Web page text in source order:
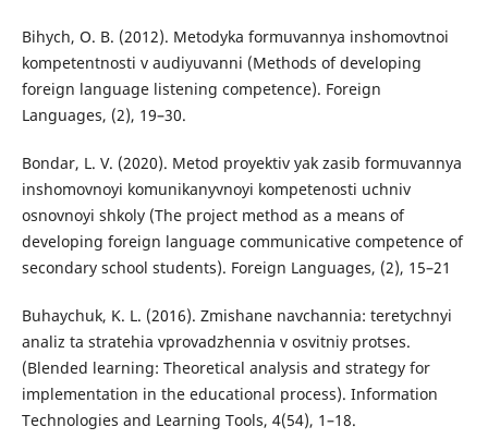
Bihych, O. B. (2012). Metodyka formuvannya inshomovtnoi
kompetentnosti v audiyuvanni (Methods of developing
foreign language listening competence). Foreign
Languages, (2), 19–30.
Bondar, L. V. (2020). Metod proyektiv yak zasib formuvannya
inshomovnoyi komunikanyvnoyi kompetenosti uchniv
osnovnoyi shkoly (The project method as a means of
developing foreign language communicative competence of
secondary school students). Foreign Languages, (2), 15–21
Buhaychuk, K. L. (2016). Zmishane navchannia: teretychnyi
analiz ta stratehia vprovadzhennia v osvitniy protses.
(Blended learning: Theoretical analysis and strategy for
implementation in the educational process). Information
Technologies and Learning Tools, 4(54), 1–18.